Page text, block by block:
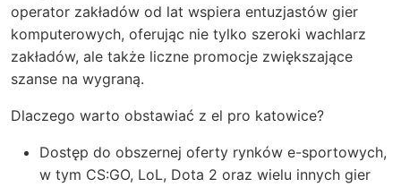
operator zakładów od lat wspiera entuzjastów gier
komputerowych, oferując nie tylko szeroki wachlarz
zakładów, ale także liczne promocje zwiększające
szanse na wygraną.
Dlaczego warto obstawiać z el pro katowice?
Dostęp do obszernej oferty rynków e-sportowych,
w tym CS:GO, LoL, Dota 2 oraz wielu innych gier